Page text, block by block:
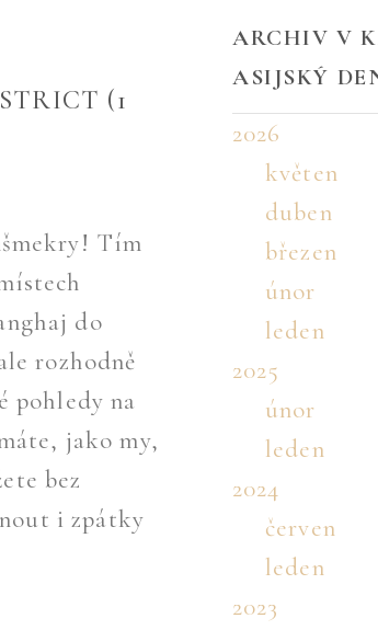
(1
Tím
do
rozhodně
pohledy na
jako my,
bez
i zpátky
ARCHIV V
ASIJSKÝ
2026
květen
duben
březen
únor
leden
2025
únor
leden
2024
červen
leden
2023